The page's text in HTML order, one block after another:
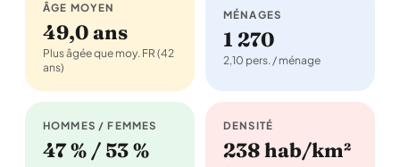
ÂGE MOYEN
49,0 ans
Plus âgée que moy. FR (42
ans)
MÉNAGES
1 270
2,10 pers. / ménage
HOMMES / FEMMES
47 % / 53 %
DENSITÉ
238 hab/km²